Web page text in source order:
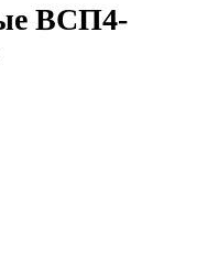
ВСП4-